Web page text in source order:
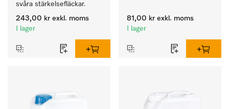
svåra stärkelsefläckar.
243,00 kr exkl. moms
I lager
81,00 kr exkl. moms
I lager